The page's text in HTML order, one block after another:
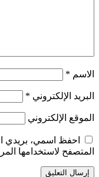
الاسم *
البريد الإلكتروني *
الموقع الإلكتروني
احفظ اسمي، بريدي
المتصفح لاستخدامها